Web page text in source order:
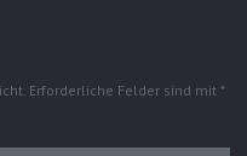
Erforderliche Felder sind mit *